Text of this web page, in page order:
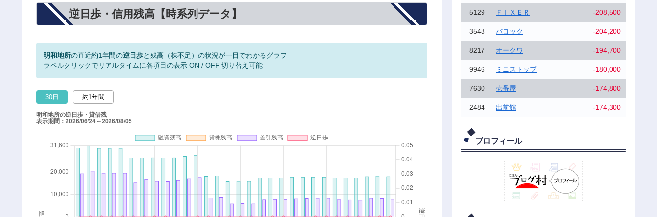
逆日歩・信用残高【時系列データ】
明和地所の直近約1年間の逆日歩と残高（株不足）の状況が一目でわかるグラフ
ラベルクリックでリアルタイムに各項目の表示 ON / OFF 切り替え可能
30日 約1年間
5129 ＦＩＸＥＲ -208,500
3548 バロック -204,200
8217 オークワ -194,700
9946 ミニストップ -180,000
7630 壱番屋 -174,800
2484 出前館 -174,300
プロフィール